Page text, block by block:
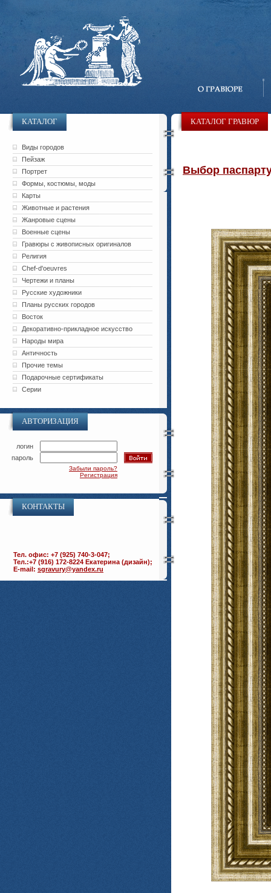
КАТАЛОГ
Виды городов
Пейзаж
Портрет
Формы, костюмы, моды
Карты
Животные и растения
Жанровые сцены
Военные сцены
Гравюры с живописных оригиналов
Религия
Chef-d'oeuvres
Чертежи и планы
Русские художники
Планы русских городов
Восток
Декоративно-прикладное искусство
Народы мира
Античность
Прочие темы
Подарочные сертификаты
Серии
АВТОРИЗАЦИЯ
логин
пароль
Забыли пароль?
Регистрация
КОНТАКТЫ
Тел. офис: +7 (925) 740-3-047;
Тел.:+7 (916) 172-8224 Екатерина (дизайн);
E-mail: sgravury@yandex.ru
КАТАЛОГ ГРАВЮР
Выбор